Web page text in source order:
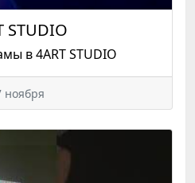
STUDIO
в 4ART STUDIO
ноября